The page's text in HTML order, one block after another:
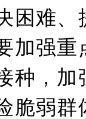
困难、
加强重
种，加
脆弱群